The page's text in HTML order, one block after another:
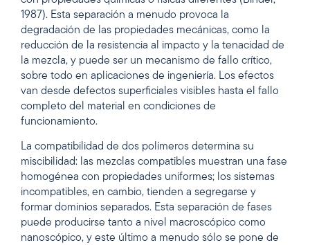
1987). Esta separación a menudo provoca la
degradación de las propiedades mecánicas, como la
reducción de la resistencia al impacto y la tenacidad de
la mezcla, y puede ser un mecanismo de fallo crítico,
sobre todo en aplicaciones de ingeniería. Los efectos
van desde defectos superficiales visibles hasta el fallo
completo del material en condiciones de
funcionamiento.
La compatibilidad de dos polímeros determina su
miscibilidad: las mezclas compatibles muestran una fase
homogénea con propiedades uniformes; los sistemas
incompatibles, en cambio, tienden a segregarse y
formar dominios separados. Esta separación de fases
puede producirse tanto a nivel macroscópico como
nanoscópico, y este último a menudo sólo se pone de